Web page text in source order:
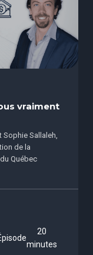
vraiment
Sallaleh,
de la
Québec
20
minutes